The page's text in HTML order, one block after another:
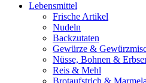
Lebensmittel
Frische Artikel
Nudeln
Backzutaten
Gewürze &
Nüsse, Bohnen &
Reis & Mehl
Brotaufstrich &